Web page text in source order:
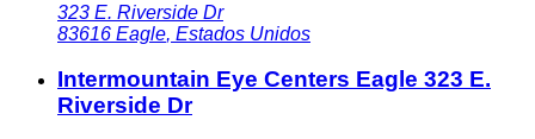
323 E. Riverside Dr
83616 Eagle, Estados Unidos
Intermountain Eye Centers Eagle 323 E.
Riverside Dr